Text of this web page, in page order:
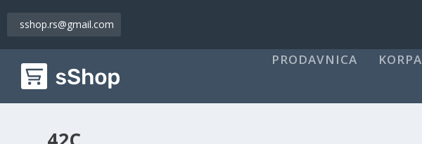
sshop.rs@gmail.com
PRODAVNICA KORPA